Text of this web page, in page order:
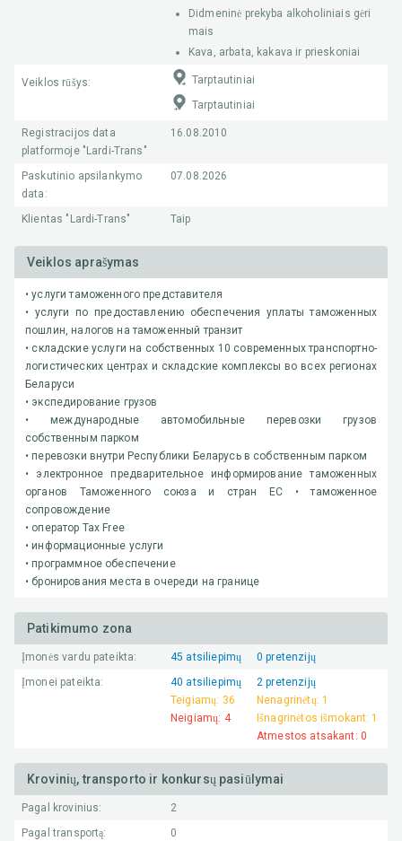
Didmeninė prekyba alkoholiniais gėri
mais
Kava, arbata, kakava ir prieskoniai
Veiklos rūšys:
Tarptautiniai
Tarptautiniai
Registracijos data
platformoje "Lardi-Trans"
16.08.2010
Paskutinio apsilankymo
data:
07.08.2026
Klientas "Lardi-Trans" Taip
Veiklos aprašymas
• услуги таможенного представителя
• услуги по предоставлению обеспечения уплаты таможенных
пошлин, налогов на таможенный транзит
• складские услуги на собственных 10 современных транспортно-
логистических центрах и складские комплексы во всех регионах
Беларуси
• экспедирование грузов
• международные автомобильные перевозки грузов
собственным парком
• перевозки внутри Республики Беларусь в собственным парком
• электронное предварительное информирование таможенных
органов Таможенного союза и стран ЕС • таможенное
сопровождение
• оператор Tax Free
• информационные услуги
• программное обеспечение
• бронирования места в очереди на границе
Patikimumo zona
Įmonės vardu pateikta: 45 atsiliepimų 0 pretenzijų
Įmonei pateikta:
40 atsiliepimų
Teigiamų: 36
Neigiamų: 4
2 pretenzijų
Nenagrinėtų: 1
Išnagrinėtos išmokant: 1
Atmestos atsakant: 0
Krovinių, transporto ir konkursų pasiūlymai
Pagal krovinius:
2
Pagal transportą:
0